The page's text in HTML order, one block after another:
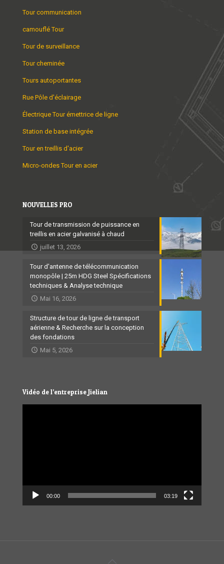
Tour communication
camouflé Tour
Tour de surveillance
Tour cheminée
Tours autoportantes
Rue Pôle d'éclairage
Électrique Tour émettrice de ligne
Station de base intégrée
Tour en treillis d'acier
Micro-ondes Tour en acier
NOUVELLES PRO
Tour de transmission de puissance en
treillis en acier galvanisé à chaud
juillet 13, 2026
Tour d'antenne de télécommunication
monopôle | 25m HDG Steel Spécifications
techniques & Analyse technique
Mai 16, 2026
Structure de tour de ligne de transport
aérienne & Recherche sur la conception
des fondations
Mai 5, 2026
Vidéo de l’entreprise Jielian
00:00 03:19